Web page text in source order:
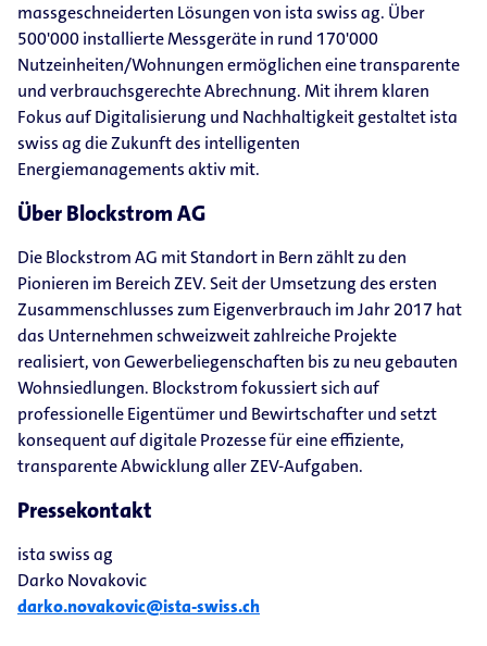
massgeschneiderten Lösungen von ista swiss ag. Über
500'000 installierte Messgeräte in rund 170'000
Nutzeinheiten/Wohnungen ermöglichen eine transparente
und verbrauchsgerechte Abrechnung. Mit ihrem klaren
Fokus auf Digitalisierung und Nachhaltigkeit gestaltet ista
swiss ag die Zukunft des intelligenten
Energiemanagements aktiv mit.
Über Blockstrom AG
Die Blockstrom AG mit Standort in Bern zählt zu den
Pionieren im Bereich ZEV. Seit der Umsetzung des ersten
Zusammenschlusses zum Eigenverbrauch im Jahr 2017 hat
das Unternehmen schweizweit zahlreiche Projekte
realisiert, von Gewerbeliegenschaften bis zu neu gebauten
Wohnsiedlungen. Blockstrom fokussiert sich auf
professionelle Eigentümer und Bewirtschafter und setzt
konsequent auf digitale Prozesse für eine effiziente,
transparente Abwicklung aller ZEV-Aufgaben.
Pressekontakt
ista swiss ag
Darko Novakovic
darko.novakovic@ista-swiss.ch